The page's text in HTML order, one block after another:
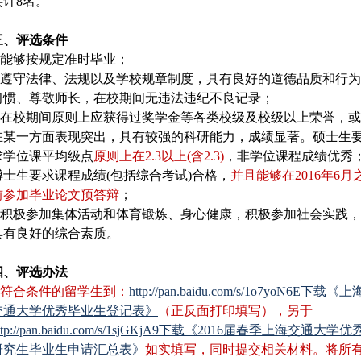
、评选条件
够按规定准时毕业；
守法律、法规以及学校规章制度，具有良好的道德品质和行为
惯、尊敬师长，在校期间无违法违纪不良记录；
校期间原则上应获得过奖学金等各类校级及校级以上荣誉，或
某一方面表现突出，具有较强的科研能力，成绩显著。硕士生
学位课平均级点原则上在2.3以上(含2.3) ，非学位课程成绩优秀；
士生要求课程成绩(包括综合考试)合格， 并且能够在2016年6月
参加毕业论文预答辩 ；
极参加集体活动和体育锻炼、身心健康，积极参加社会实践，
有良好的综合素质。
、评选办法
合条件的留学生到： http://pan.baidu.com/s/1o7yoN6E下载《上
通大学优秀毕业生登记表》
（正反面打印填写），另于
pan.baidu.com/s/1sjGKjA9下载《2016届春季上海交通大学优
究生毕业生申请汇总表》 如实填写，同时提交相关材料。将所